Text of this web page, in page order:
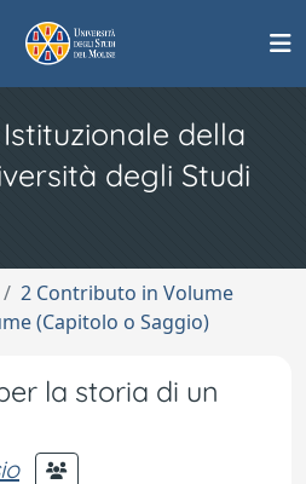
della
degli Studi
2 Contributo in Volume
(Capitolo o Saggio)
la storia di un